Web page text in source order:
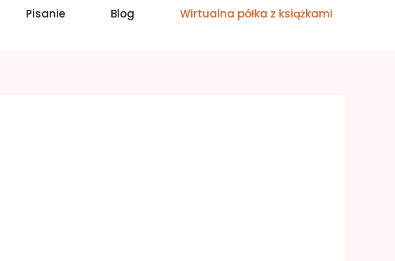
Pisanie Blog
Wirtualna półka z książkami